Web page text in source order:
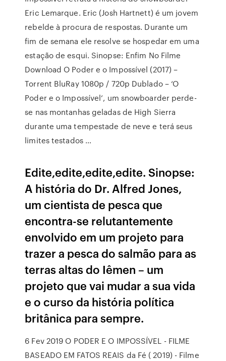
Eric Lemarque. Eric (Josh Hartnett) é um jovem
rebelde à procura de respostas. Durante um
fim de semana ele resolve se hospedar em uma
estação de esqui. Sinopse: Enfim No Filme
Download O Poder e o Impossível (2017) –
Torrent BluRay 1080p / 720p Dublado – ‘O
Poder e o Impossível‘, um snowboarder perde-
se nas montanhas geladas de High Sierra
durante uma tempestade de neve e terá seus
limites testados …
Edite,edite,edite,edite. Sinopse:
A história do Dr. Alfred Jones,
um cientista de pesca que
encontra-se relutantemente
envolvido em um projeto para
trazer a pesca do salmão para as
terras altas do Iêmen – um
projeto que vai mudar a sua vida
e o curso da história política
britânica para sempre.
6 Fev 2019 O PODER E O IMPOSSÍVEL - FILME
BASEADO EM FATOS REAIS da Fé ( 2019) - Filme